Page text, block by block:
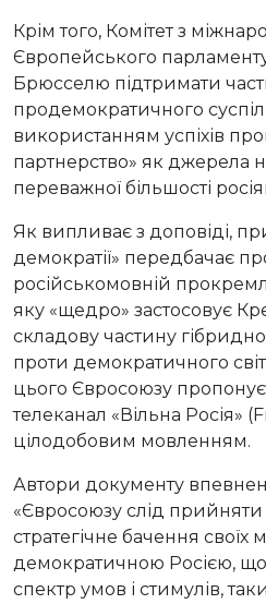
Крім того, Комітет з
Європейського
Брюсселю підтримати
продемократичного
використанням успіхів
партнерство» як джерела
переважної більшості
Як випливає з доповіді,
демократії» передбачає
російськомовній
яку «щедро» застосовує
складову частину
проти демократичного
цього Євросоюзу
телеканал «Вільна Росія»
цілодобовим мовленням.
Автори документу
«Євросоюзу слід прийняти
стратегічне бачення своїх
демократичною Росією,
спектр умов і стимулів,